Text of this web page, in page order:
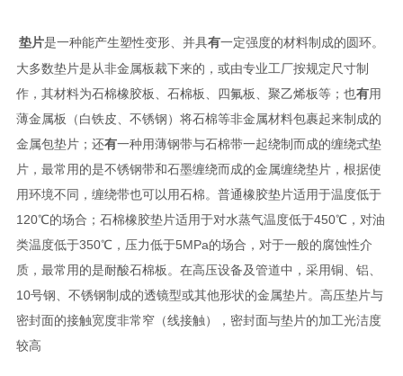
垫片是一种能产生塑性变形、并具有一定强度的材料制成的圆环。
大多数垫片是从非金属板裁下来的，或由专业工厂按规定尺寸制
作，其材料为石棉橡胶板、石棉板、四氟板、聚乙烯板等；也有用
薄金属板（白铁皮、不锈钢）将石棉等非金属材料包裹起来制成的
金属包垫片；还有一种用薄钢带与石棉带一起绕制而成的缠绕式垫
片，最常用的是不锈钢带和石墨缠绕而成的金属缠绕垫片，根据使
用环境不同，缠绕带也可以用石棉。普通橡胶垫片适用于温度低于
120℃的场合；石棉橡胶垫片适用于对水蒸气温度低于450℃，对油
类温度低于350℃，压力低于5MPa的场合，对于一般的腐蚀性介
质，最常用的是耐酸石棉板。在高压设备及管道中，采用铜、铝、
10号钢、不锈钢制成的透镜型或其他形状的金属垫片。高压垫片与
密封面的接触宽度非常窄（线接触），密封面与垫片的加工光洁度
较高